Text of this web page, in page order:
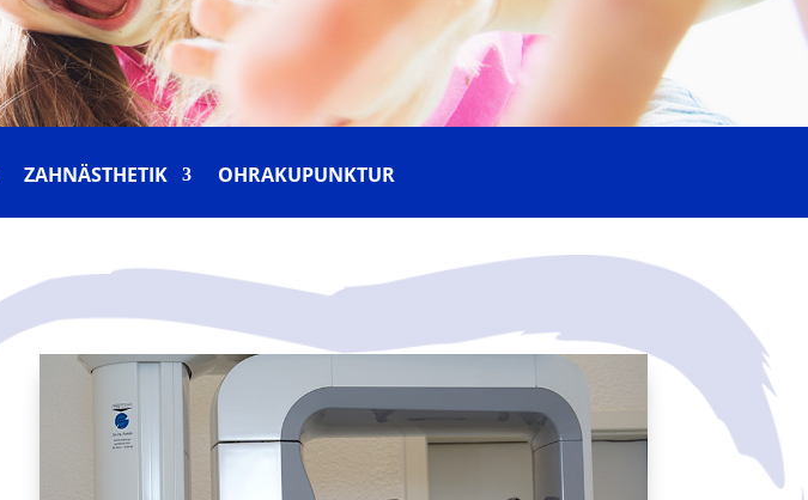
ZAHNÄSTHETIK OHRAKUPUNKTUR